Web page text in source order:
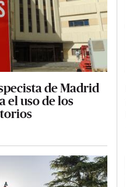
de Madrid
el uso de los